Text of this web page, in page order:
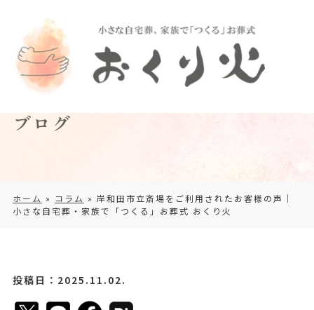
ブログ
ホーム » コラム » 岸和田市立斎場をご利用されたお客様の声｜
小さな自宅葬・家族で「つくる」お葬式 おくり火
投稿日：2025.11.02.